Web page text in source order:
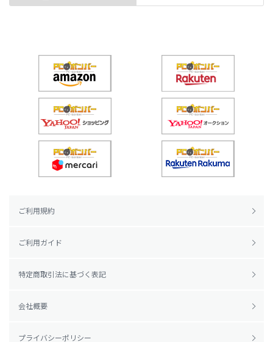
ご利用規約
ご利用ガイド
特定商取引法に基づく表記
会社概要
プライバシーポリシー